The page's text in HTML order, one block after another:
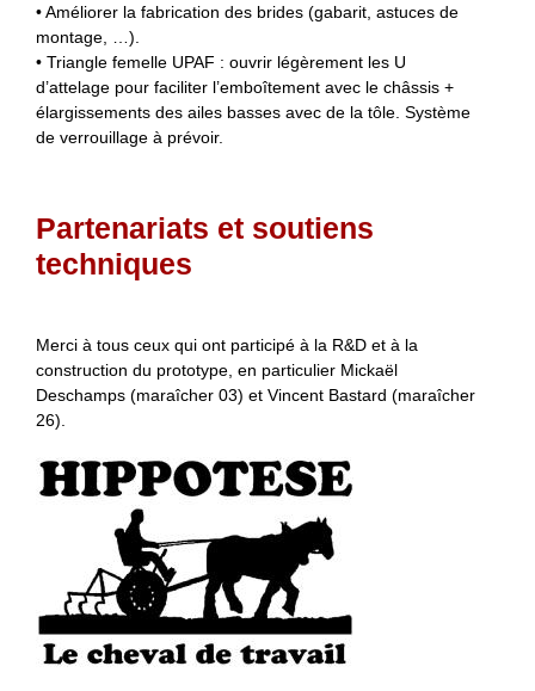
• Améliorer la fabrication des brides (gabarit, astuces de
montage, …).
• Triangle femelle UPAF : ouvrir légèrement les U
d’attelage pour faciliter l’emboîtement avec le châssis +
élargissements des ailes basses avec de la tôle. Système
de verrouillage à prévoir.
Partenariats et soutiens
techniques
Merci à tous ceux qui ont participé à la R&D et à la
construction du prototype, en particulier Mickaël
Deschamps (maraîcher 03) et Vincent Bastard (maraîcher
26).